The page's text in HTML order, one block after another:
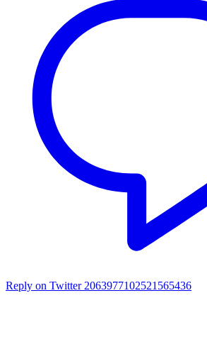
Reply on Twitter 2063977102521565436